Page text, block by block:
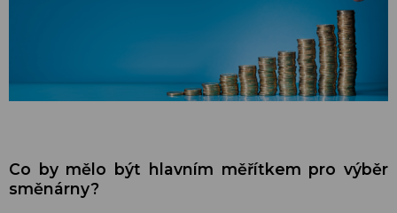
Co by mělo být hlavním měřítkem pro výběr
směnárny?